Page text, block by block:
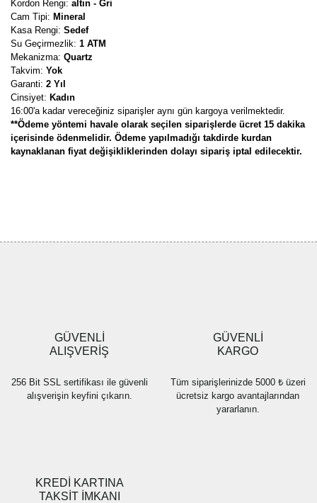
Kordon Rengi: altın - Gri
Cam Tipi: Mineral
Kasa Rengi: Sedef
Su Geçirmezlik: 1 ATM
Mekanizma: Quartz
Takvim: Yok
Garanti: 2 Yıl
Cinsiyet: Kadın
16:00'a kadar vereceğiniz siparişler aynı gün kargoya verilmektedir.
**Ödeme yöntemi havale olarak seçilen siparişlerde ücret 15 dakika
içerisinde ödenmelidir. Ödeme yapılmadığı takdirde kurdan
kaynaklanan fiyat değişikliklerinden dolayı sipariş iptal edilecektir.
Ürün fiyatı diğer sitelerden daha pahalı.
Bu ürüne benzer farklı alternatifler olmalı.
GÜVENLİ
ALIŞVERİŞ
256 Bit SSL sertifikası ile güvenli
alışverişin keyfini çıkarın.
GÜVENLİ
KARGO
Tüm siparişlerinizde 5000 ₺ üzeri
ücretsiz kargo avantajlarından
yararlanın.
KREDİ KARTINA
TAKSİT İMKANI